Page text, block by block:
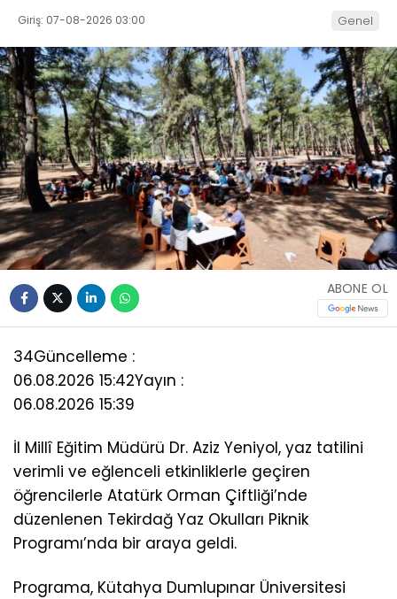
Giriş: 07-08-2026 03:00 Genel
ABONE OL
34Güncelleme :
06.08.2026 15:42Yayın :
06.08.2026 15:39
İl Millî Eğitim Müdürü Dr. Aziz Yeniyol, yaz tatilini
verimli ve eğlenceli etkinliklerle geçiren
öğrencilerle Atatürk Orman Çiftliği’nde
düzenlenen Tekirdağ Yaz Okulları Piknik
Programı’nda bir araya geldi.
Programa, Kütahya Dumlupınar Üniversitesi